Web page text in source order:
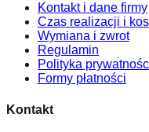
Kontakt i dane firmy
Czas realizacji i
Wymiana i zwrot
Regulamin
Polityka
Formy płatności
Kontakt